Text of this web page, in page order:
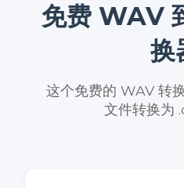
免费 WAV
换
这个免费的 WAV 转
文件转换为